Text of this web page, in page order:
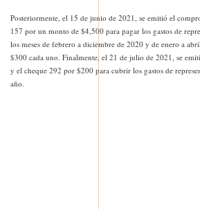
Posteriormente, el 15 de junio de 2021, se emitió el
157 por un monto de $4,500 para pagar los gastos de
los meses de febrero a diciembre de 2020 y de enero a
$300 cada uno. Finalmente, el 21 de julio de 2021, se
y el cheque 292 por $200 para cubrir los gastos de
año.